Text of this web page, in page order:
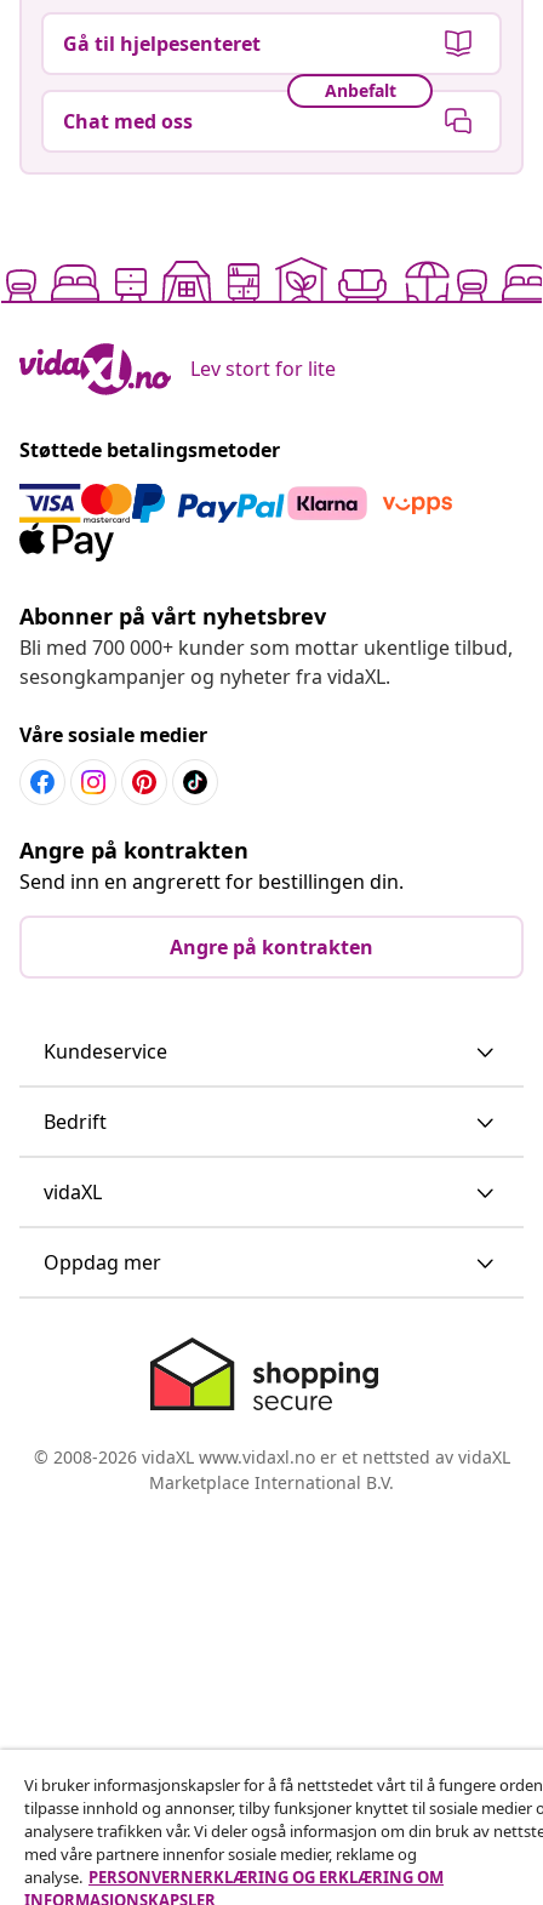
Gå til hjelpesenteret
Anbefalt
Chat med oss
Lev stort for lite
Støttede betalingsmetoder
Abonner på vårt nyhetsbrev
Bli med 700 000+ kunder som mottar ukentlige tilbud,
sesongkampanjer og nyheter fra vidaXL.
Våre sosiale medier
Angre på kontrakten
Send inn en angrerett for bestillingen din.
Angre på kontrakten
Kundeservice
Bedrift
vidaXL
Oppdag mer
© 2008-2026 vidaXL www.vidaxl.no er et nettsted av vidaXL
Marketplace International B.V.
Vi bruker informasjonskapsler for å få nettstedet vårt til å fungere
tilpasse innhold og annonser, tilby funksjoner knyttet til sosiale medier
analysere trafikken vår. Vi deler også informasjon om din bruk av
med våre partnere innenfor sosiale medier, reklame og
analyse. PERSONVERNERKLÆRING OG ERKLÆRING OM
INFORMASJONSKAPSLER